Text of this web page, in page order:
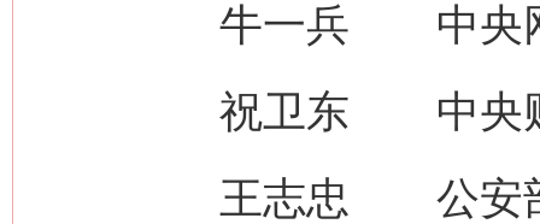
牛一兵 中央网信
祝卫东 中央财办
王志忠 公安部副